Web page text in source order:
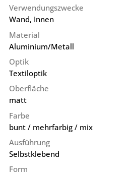
Verwendungszwecke
Wand, Innen
Material
Aluminium/Metall
Optik
Textiloptik
Oberfläche
matt
Farbe
bunt / mehrfarbig / mix
Ausführung
Selbstklebend
Form